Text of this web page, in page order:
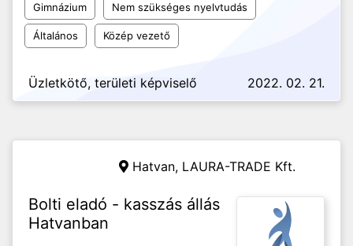
Gimnázium Nem szükséges nyelvtudás
Általános Közép vezető
Üzletkötő, területi képviselő 2022. 02. 21.
Hatvan, LAURA-TRADE Kft.
Bolti eladó - kasszás állás
Hatvanban